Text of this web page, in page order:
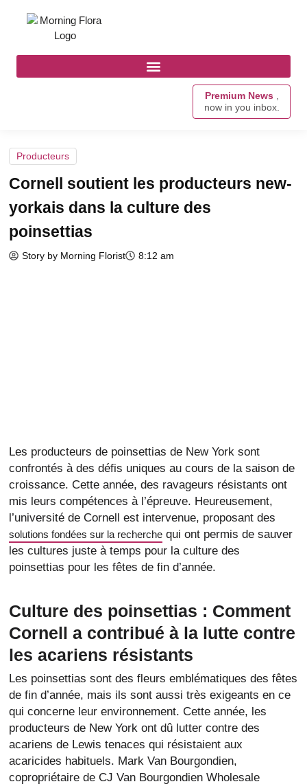
Premium News ,
now in you inbox.
Producteurs
Cornell soutient les producteurs new-
yorkais dans la culture des
poinsettias
Story by Morning Florist 8:12 am
Les producteurs de poinsettias de New York sont
confrontés à des défis uniques au cours de la saison de
croissance. Cette année, des ravageurs résistants ont
mis leurs compétences à l’épreuve. Heureusement,
l’université de Cornell est intervenue, proposant des
solutions fondées sur la recherchequi ont permis de sauver
les cultures juste à temps pour la culture des
poinsettias pour les fêtes de fin d’année.
Culture des poinsettias : Comment
Cornell a contribué à la lutte contre
les acariens résistants
Les poinsettias sont des fleurs emblématiques des fêtes
de fin d’année, mais ils sont aussi très exigeants en ce
qui concerne leur environnement. Cette année, les
producteurs de New York ont dû lutter contre des
acariens de Lewis tenaces qui résistaient aux
acaricides habituels. Mark Van Bourgondien,
copropriétaire de CJ Van Bourgondien Wholesale